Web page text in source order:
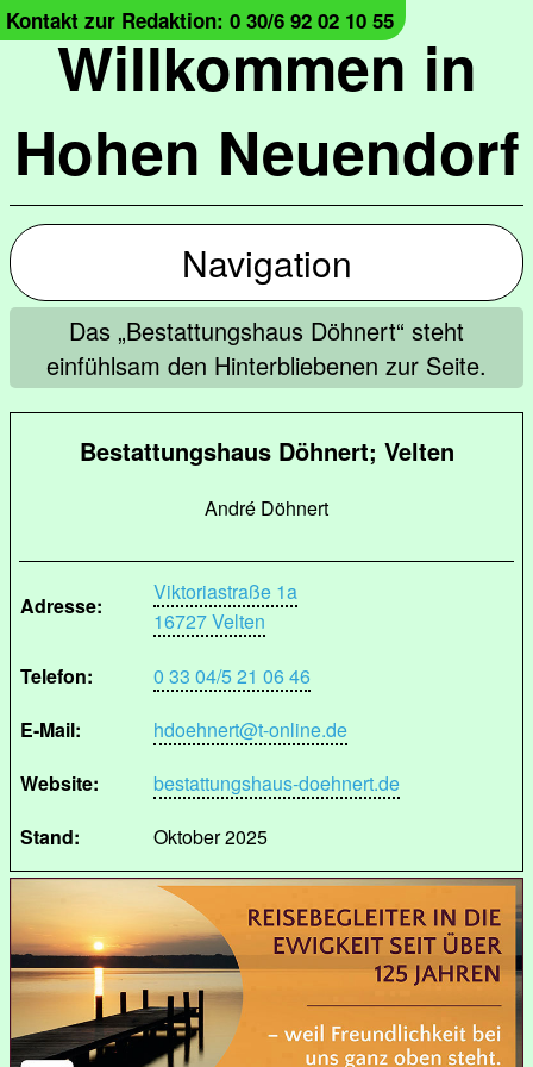
Willkommen in
Hohen Neuendorf
Kontakt zur Redaktion: 0 30/6 92 02 10 55
Navigation
Das „Bestattungshaus Döhnert“ steht
einfühlsam den Hinterbliebenen zur Seite.
Bestattungshaus Döhnert; Velten
André Döhnert
Adresse:
Viktoriastraße 1a
16727 Velten
Telefon:
0 33 04/5 21 06 46
E-Mail:
hdoehnert@t-online.de
Website:
bestattungshaus-doehnert.de
Stand:
Oktober 2025